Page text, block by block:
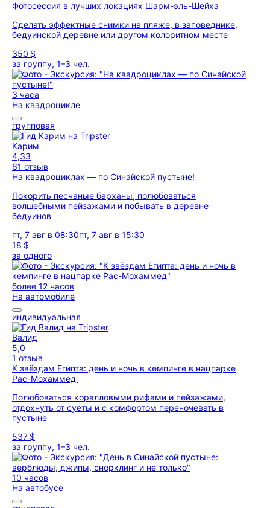
Фотосессия в лучших локациях Шарм-эль-Шейха
Сделать эффектные снимки на пляже, в заповеднике,
бедуинской деревне или другом колоритном месте
350 $
за группу, 1–3 чел.
3 часа
На квадроцикле
групповая
Карим
4,33
61 отзыв
На квадроциклах — по Синайской пустыне!
Покорить песчаные барханы, полюбоваться
волшебными пейзажами и побывать в деревне
бедуинов
пт, 7 авг в 08:30пт, 7 авг в 15:30
18 $
за одного
более 12 часов
На автомобиле
индивидуальная
Валид
5,0
1 отзыв
К звёздам Египта: день и ночь в кемпинге в нацпарке
Рас-Мохаммед
Полюбоваться коралловыми рифами и пейзажами,
отдохнуть от суеты и с комфортом переночевать в
пустыне
537 $
за группу, 1–3 чел.
10 часов
На автобусе